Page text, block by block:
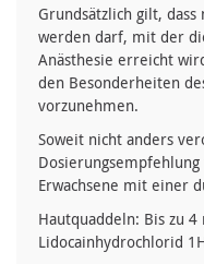
Grundsätzlich gilt,
werden darf, mit der
Anästhesie erreicht
den Besonderheiten
vorzunehmen.
Soweit nicht anders
Erwachsene mit einer
Hautquaddeln: Bis zu
Lidocainhydrochlorid